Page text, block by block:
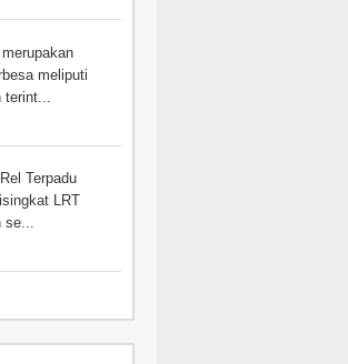
meliputi
Terpadu
LRT